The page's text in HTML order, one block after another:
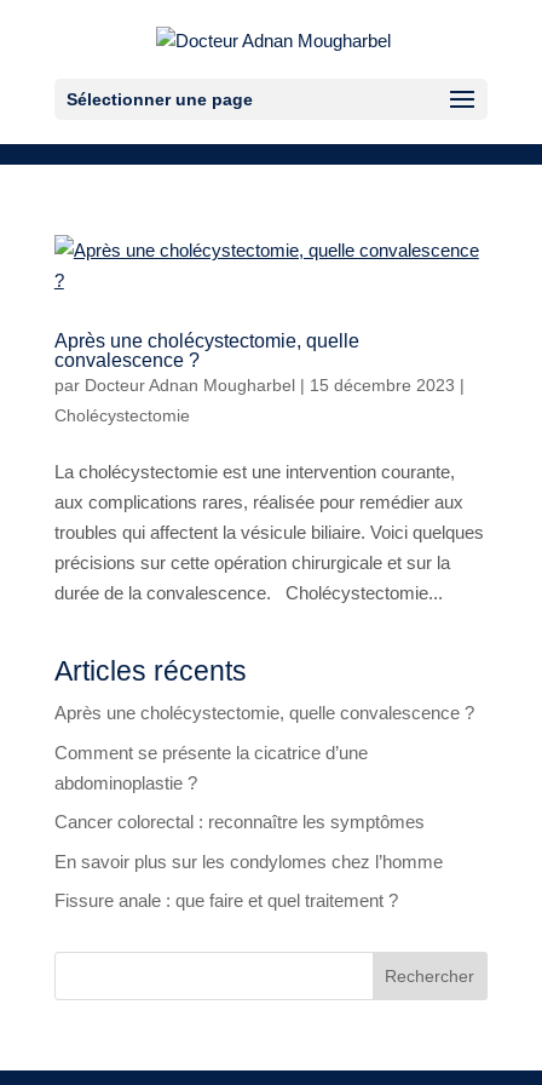
Sélectionner une page
Après une cholécystectomie, quelle
convalescence ?
par Docteur Adnan Mougharbel| 15 décembre 2023 |
Cholécystectomie
La cholécystectomie est une intervention courante,
aux complications rares, réalisée pour remédier aux
troubles qui affectent la vésicule biliaire. Voici quelques
précisions sur cette opération chirurgicale et sur la
durée de la convalescence. Cholécystectomie...
Articles récents
Après une cholécystectomie, quelle convalescence ?
Comment se présente la cicatrice d’une
abdominoplastie ?
Cancer colorectal : reconnaître les symptômes
En savoir plus sur les condylomes chez l’homme
Fissure anale : que faire et quel traitement ?